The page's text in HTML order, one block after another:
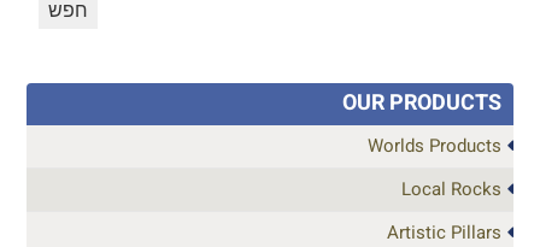
OUR PRODUCTS
Worlds Products
Local Rocks
Artistic Pillars